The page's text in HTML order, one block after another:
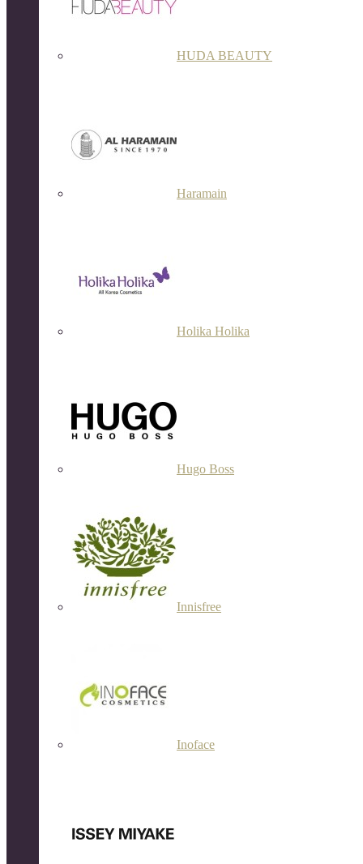
HUDA BEAUTY
Haramain
Holika Holika
Hugo Boss
Innisfree
Inoface